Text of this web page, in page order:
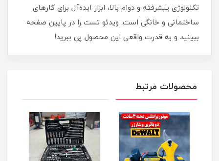
تکنولوژی پیشرفته و دوام بالا، ابزار ایده‌آل برای کارهای
ساختمانی و خانگی است. ویدئو تست را در پایین صفحه
ببینید و به قدرت واقعی این محصول پی ببرید!
محصولات مرتبط